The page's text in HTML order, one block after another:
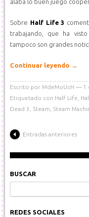
Sobre Half Life 3
trabajando, que ha
tampoco son grandes
Continuar leyendo →
Escrito por MdeMoUcH 1
Etiquetado con Half Life
Dead 3
Steam Steam
Entradas anteriores
BUSCAR
REDES SOCIALES